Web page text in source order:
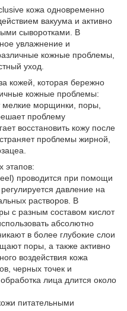
кожа одновременно
вакуума и активно
сыворотками. В
увлажнение и
кожные проблемы,
уход.
кожей, которая бережно
кожные проблемы:
мелкие морщинки, поры,
проблему
восстановить кожу после
проблемы жирной,
этапов:
проводится при помощи
давление на
растворов. В
с разным составом кислот
абсолютно
в более глубокие слои
поры, а также активно
воздействия кожа
черных точек и
лица длится около
питательными